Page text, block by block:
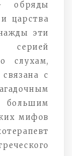
обряды
царства
эти
серией
слухам,
с
мифов